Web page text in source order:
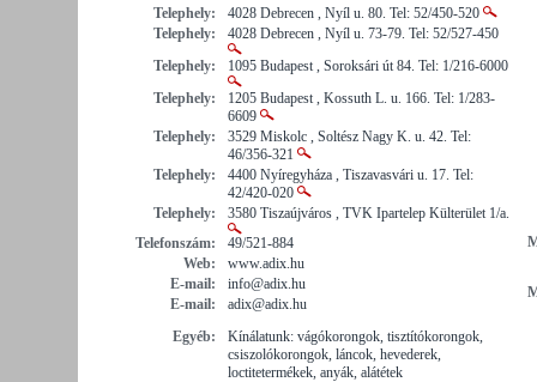
Telephely:
4028 Debrecen , Nyíl u. 80. Tel: 52/450-520
Telephely:
4028 Debrecen , Nyíl u. 73-79. Tel: 52/527-450
Telephely:
1095 Budapest , Soroksári út 84. Tel: 1/216-6000
Telephely:
1205 Budapest , Kossuth L. u. 166. Tel: 1/283-
6609
Telephely:
3529 Miskolc , Soltész Nagy K. u. 42. Tel:
46/356-321
Telephely:
4400 Nyíregyháza , Tiszavasvári u. 17. Tel:
42/420-020
Telephely:
3580 Tiszaújváros , TVK Ipartelep Külterület 1/a.
Telefonszám:
49/521-884
Web:
www.adix.hu
E-mail:
info@adix.hu
E-mail:
adix@adix.hu
Egyéb:
Kínálatunk: vágókorongok, tisztítókorongok,
csiszolókorongok, láncok, hevederek,
loctitetermékek, anyák, alátétek